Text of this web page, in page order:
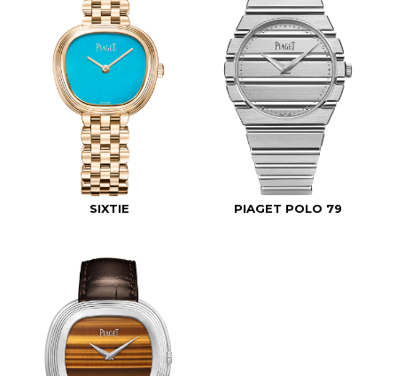
SIXTIE PIAGET POLO 79